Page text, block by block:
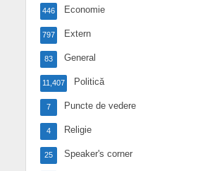
Economie
446
Extern
797
General
83
Politică
11,407
Puncte de vedere
7
Religie
4
Speaker's corner
25